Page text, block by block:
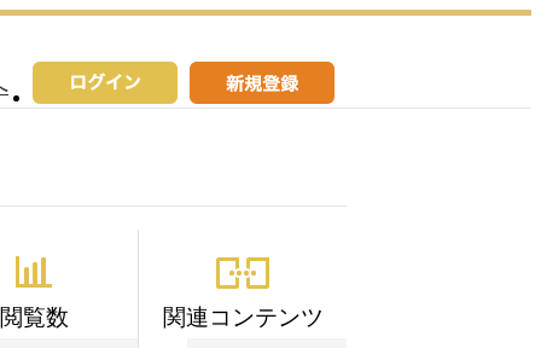
閲覧数 関連コンテンツ